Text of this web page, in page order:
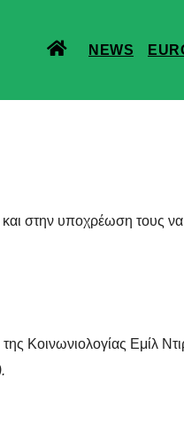
NEWS
στην υποχρέωση τους
Κοινωνιολογίας Εμίλ